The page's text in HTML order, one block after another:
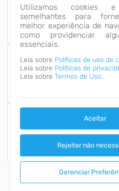
Utilizamos cookies e
semelhantes para
melhor experiência de
como providenciar
essenciais.
Leia sobre Políticas de uso de
Leia sobre Políticas de
Leia sobre Termos de Uso.
Aceitar
Rejeitar não
Gerenciar
13
Número
Última
09/